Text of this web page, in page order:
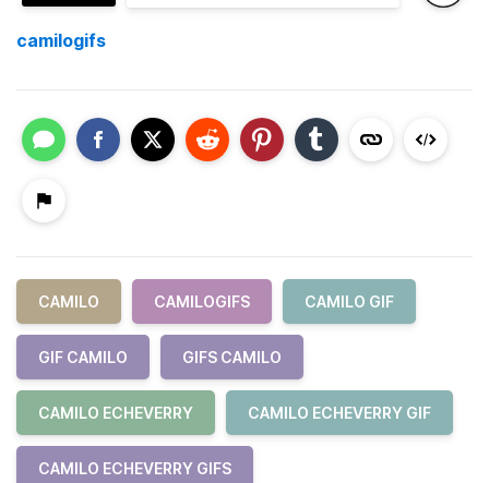
camilogifs
CAMILO CAMILOGIFS CAMILO GIF
GIF CAMILO GIFS CAMILO
CAMILO ECHEVERRY CAMILO ECHEVERRY GIF
CAMILO ECHEVERRY GIFS